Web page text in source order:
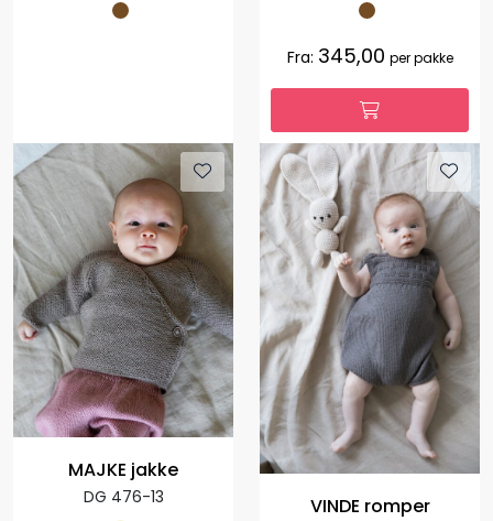
Fra: 345,00 per pakke
MAJKE jakke
DG 476-13 VINDE romper